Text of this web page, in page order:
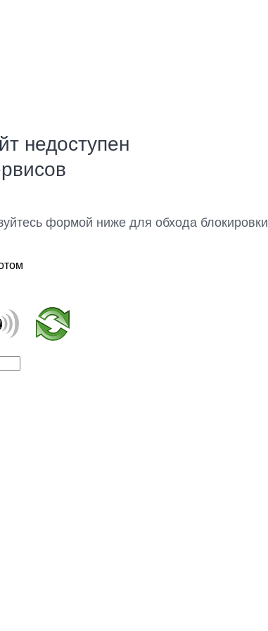
недоступен
формой ниже для обхода блокировки